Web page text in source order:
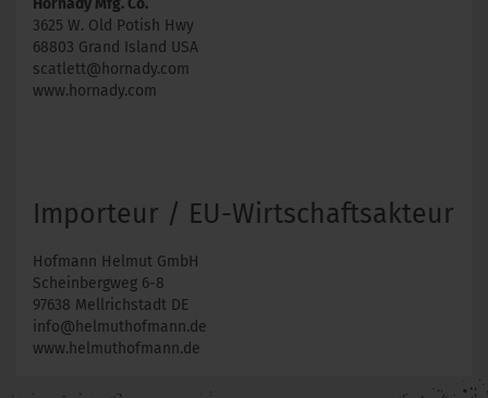
Hornady Mfg. Co.
3625 W. Old Potish Hwy
68803 Grand Island USA
scatlett@hornady.com
www.hornady.com
Importeur / EU-Wirtschaftsakteur
Hofmann Helmut GmbH
Scheinbergweg 6-8
97638 Mellrichstadt DE
info@helmuthofmann.de
www.helmuthofmann.de